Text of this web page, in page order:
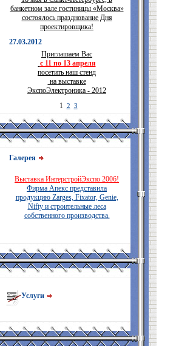
банкетном зале гостиницы «Москва»
состоялось празднование Дня
проектировщика!
27.03.2012
Приглашаем Вас
с 11 по 13 апреля
посетить наш стенд
на выставке
ЭкспоЭлектроника - 2012
1 2 3
Галерея
Выставка ИнтерстройЭкспо 2006!
Фирма Апекс представила
продукцию Zarges, Fixator, Genie,
Nifty и строительные леса
собственного производства.
Услуги